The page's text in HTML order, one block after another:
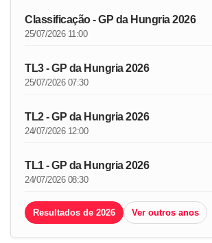
Classificação - GP da Hungria 2026
25/07/2026 11:00
TL3 - GP da Hungria 2026
25/07/2026 07:30
TL2 - GP da Hungria 2026
24/07/2026 12:00
TL1 - GP da Hungria 2026
24/07/2026 08:30
Resultados de 2026 Ver outros anos